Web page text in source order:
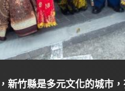
新竹縣是多元文化的城市